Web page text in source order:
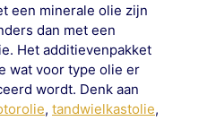
een minerale olie zijn
dan met een
Het additievenpakket
wat voor type olie er
wordt. Denk aan
, tandwielkastolie,